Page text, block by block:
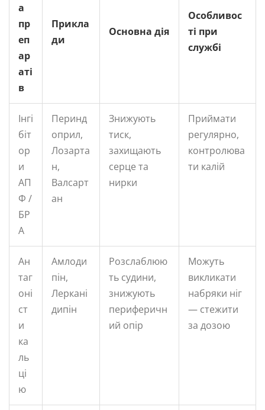
а
пр
еп
ар
аті
в
Прикла
ди
Основна дія
Особливос
ті при
службі
Інгі
біт
ор
и
АП
Ф /
БР
А
Перинд
оприл,
Лозарта
н,
Валсарт
ан
Знижують
тиск,
захищають
серце та
нирки
Приймати
регулярно,
контролюва
ти калій
Ан
таг
оні
ст
и
ка
ль
ці
ю
Амлоди
пін,
Леркані
дипін
Розслаблюю
ть судини,
знижують
периферичн
ий опір
Можуть
викликати
набряки ніг
— стежити
за дозою